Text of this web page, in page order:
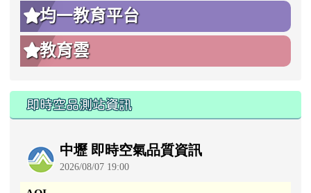
均一教育平台
教育雲
即時空品測站資訊